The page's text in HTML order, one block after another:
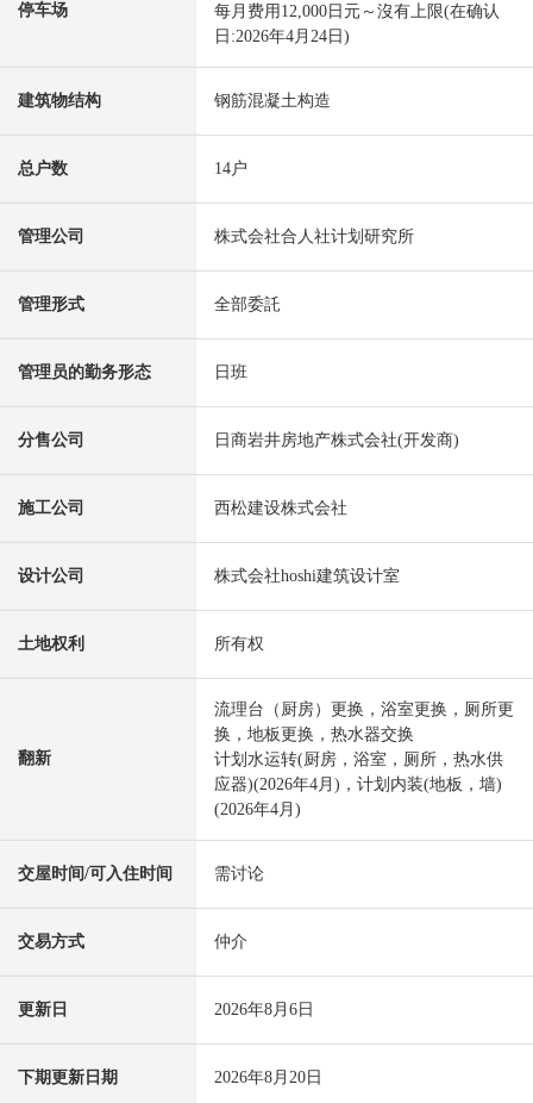
停车场
每月费用12,000日元～沒有上限(在确认
日:2026年4月24日)
建筑物结构 钢筋混凝土构造
总户数 14户
管理公司 株式会社合人社计划研究所
管理形式 全部委託
管理员的勤务形态 日班
分售公司 日商岩井房地产株式会社(开发商)
施工公司 西松建设株式会社
设计公司 株式会社hoshi建筑设计室
土地权利 所有权
翻新
流理台（厨房）更换，浴室更换，厕所更
换，地板更换，热水器交换
计划水运转(厨房，浴室，厕所，热水供
应器)(2026年4月)，计划内装(地板，墙)
(2026年4月)
交屋时间/可入住时间 需讨论
交易方式 仲介
更新日 2026年8月6日
下期更新日期 2026年8月20日